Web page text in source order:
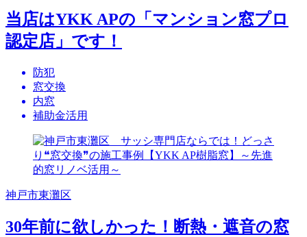
当店はYKK APの「マンション窓プロ
認定店」です！
防犯
窓交換
内窓
補助金活用
神戸市東灘区
30年前に欲しかった！断熱・遮音の窓